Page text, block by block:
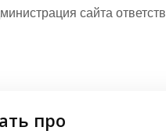
сайта
про